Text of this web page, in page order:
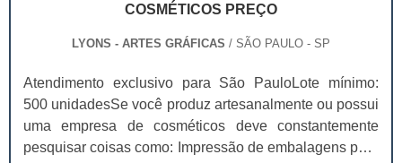
COSMÉTICOS PREÇO
LYONS - ARTES GRÁFICAS / SÃO PAULO - SP
Atendimento exclusivo para São PauloLote mínimo:
500 unidadesSe você produz artesanalmente ou possui
uma empresa de cosméticos deve constantemente
pesquisar coisas como: Impressão de embalagens para